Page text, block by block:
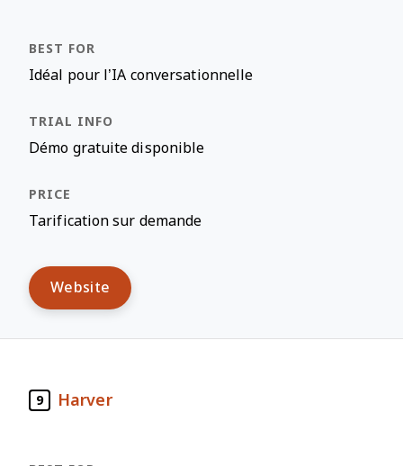
Idéal pour l’IA conversationnelle
Démo gratuite disponible
Tarification sur demande
Website
9 Harver